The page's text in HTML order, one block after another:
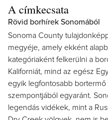
A címkecsata
Rövid borhírek Sonomából
Sonoma County
megyéje, amely ekként
kategóriaként felkerülni a
Kaliforniát, mind az egész
egyik legfontosabb
szempontjából egyaránt.
legendás vidékek, mint a